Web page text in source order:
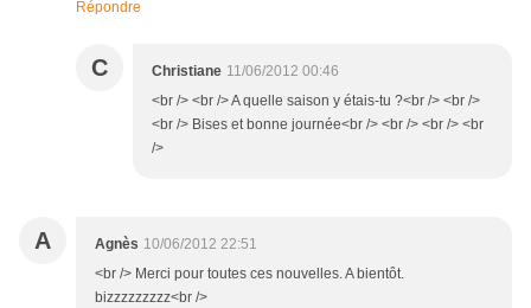
Répondre
C Christiane 11/06/2012 00:46
<br /> <br /> A quelle saison y étais-tu ?<br /> <br />
<br /> Bises et bonne journée<br /> <br /> <br /> <br
/>
A Agnès 10/06/2012 22:51
<br /> Merci pour toutes ces nouvelles. A bientôt.
bizzzzzzzzz<br />